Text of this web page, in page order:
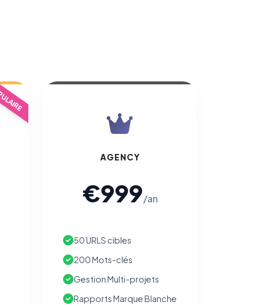
AGENCY
€999/an
50 URLS cibles
200 Mots-clés
Gestion Multi-projets
Rapports Marque Blanche